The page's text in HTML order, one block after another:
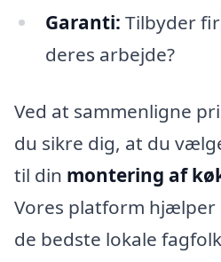
Garanti: Tilbyder
deres arbejde?
Ved at sammenligne
du sikre dig, at du
til din montering af
Vores platform hjælper
de bedste lokale